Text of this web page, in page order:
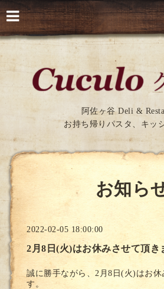
阿佐ヶ谷 Deli &
お持ち帰りパスタ、キッ
お知ら
2022-02-05 18:00:00
2月8日(火)はお休みさせて頂き
誠に勝手ながら、2月8日(火)はお休
す。